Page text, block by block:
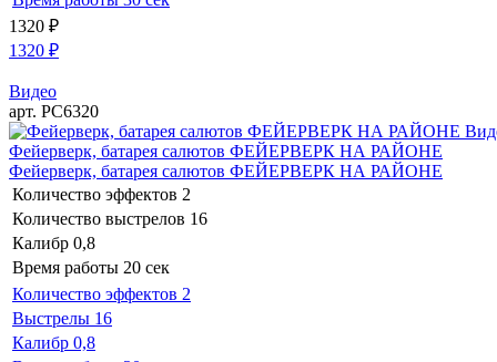
1320 ₽
1320 ₽
Видео
арт. РС6320
Фейерверк, батарея салютов ФЕЙЕРВЕРК НА РАЙОНЕ
Фейерверк, батарея салютов ФЕЙЕРВЕРК НА РАЙОНЕ
Количество эффектов 2
Количество выстрелов 16
Калибр 0,8
Время работы 20 сек
Количество эффектов 2
Выстрелы 16
Калибр 0,8